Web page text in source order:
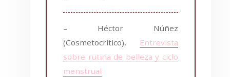
– Héctor Núñez
(Cosmetocrítico),
Entrevista
sobre rutina de belleza y ciclo
menstrual